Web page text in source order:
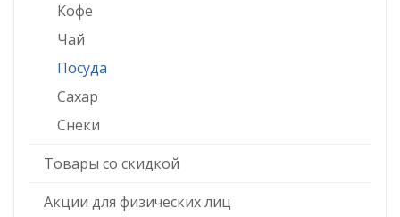
Кофе
Чай
Посуда
Сахар
Снеки
Товары со скидкой
Акции для физических лиц